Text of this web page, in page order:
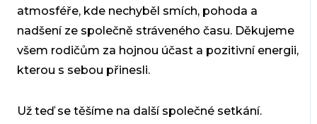
atmosféře, kde nechyběl smích, pohoda a
nadšení ze společně stráveného času. Děkujeme
všem rodičům za hojnou účast a pozitivní energii,
kterou s sebou přinesli.
Už teď se těšíme na další společné setkání.